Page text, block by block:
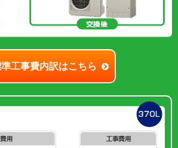
工事費内訳はこちら